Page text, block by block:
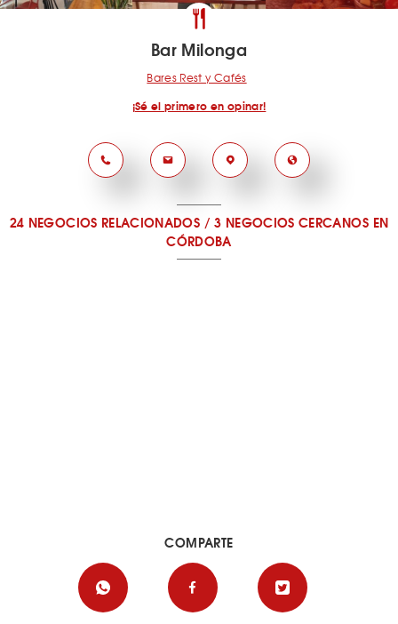
Bar Milonga
Bares Rest y Cafés
¡Sé el primero en opinar!
24 NEGOCIOS RELACIONADOS /3 NEGOCIOS CERCANOS EN
CÓRDOBA
COMPARTE